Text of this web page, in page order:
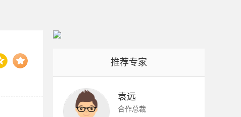
推荐专家
袁远
合作总裁